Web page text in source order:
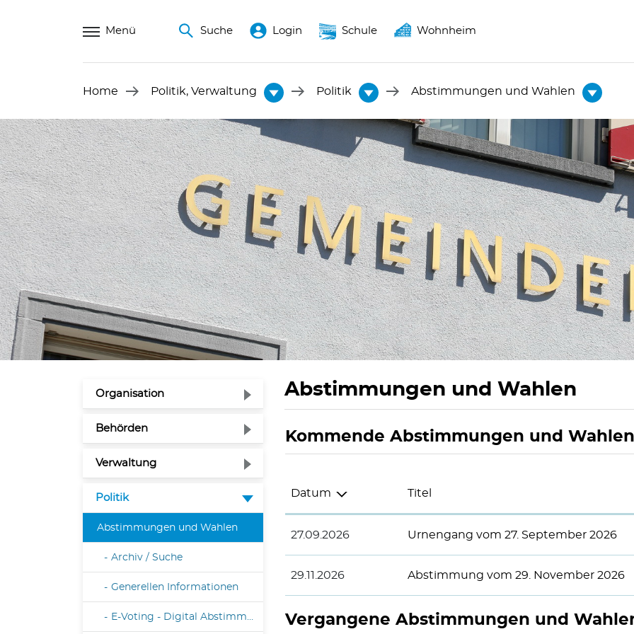
Menü Suche Login Schule Wohnheim
Home Politik, Verwaltung Politik Abstimmungen und Wahlen
Organisation
Behörden
Verwaltung
Politik
Abstimmungen und Wahlen(ausgewählt)
Archiv / Suche
Generellen Informationen
E-Voting - Digital Abstimmen und Wählen
Abstimmungen und Wahlen
Kommende Abstimmungen und Wahlen
Datum Titel
27.09.2026 Urnengang vom 27. September 2026
29.11.2026 Abstimmung vom 29. November 2026
Vergangene Abstimmungen und